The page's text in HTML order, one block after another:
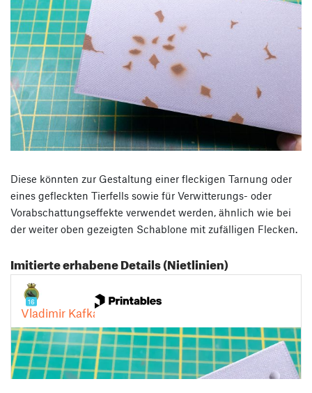
Diese könnten zur Gestaltung einer fleckigen Tarnung oder
eines gefleckten Tierfells sowie für Verwitterungs- oder
Vorabschattungseffekte verwendet werden, ähnlich wie bei
der weiter oben gezeigten Schablone mit zufälligen Flecken.
Imitierte erhabene Details (Nietlinien)